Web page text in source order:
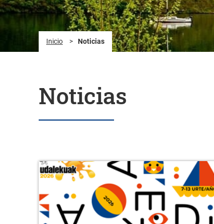
Inicio > Noticias
Noticias